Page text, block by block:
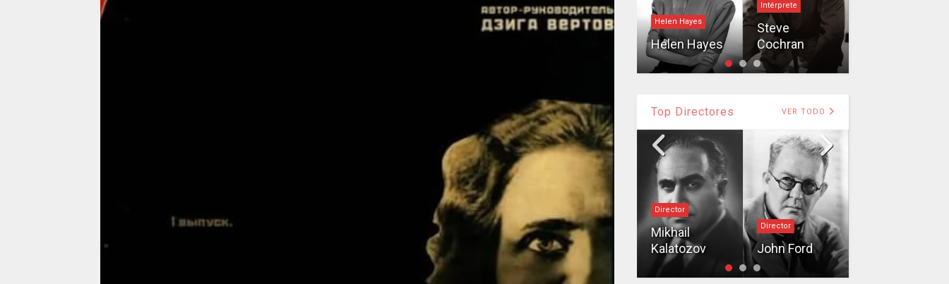
Intérprete
Walter
Helen Hayes
Helen Hayes
Intérprete
Steve
Cochran
Top Directores VER TODO
Director
Vittorio De
Michael
Curtiz
Director
Mikhail
Kalatozov
Director
John Ford